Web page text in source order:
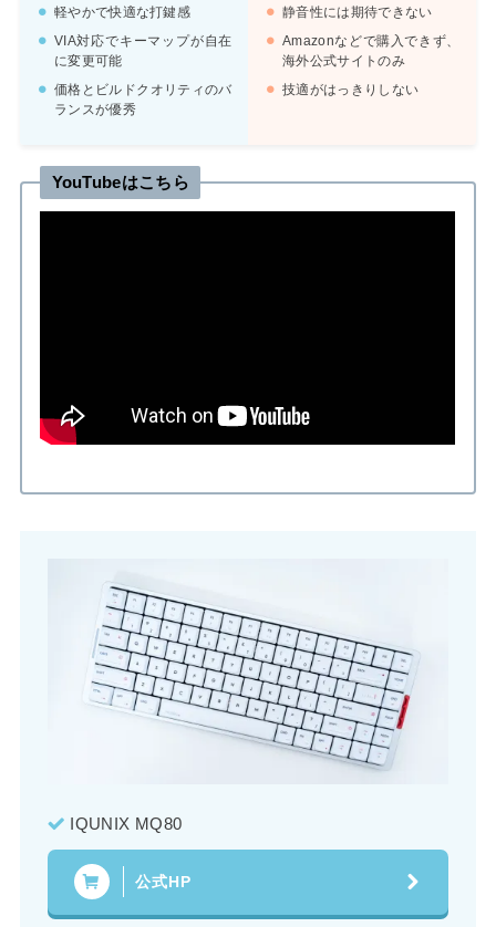
軽やかで快適な打鍵感
VIA対応でキーマップが自在
に変更可能
価格とビルドクオリティのバ
ランスが優秀
静音性には期待できない
Amazonなどで購入できず、
海外公式サイトのみ
技適がはっきりしない
YouTubeはこちら
IQUNIX MQ80
公式HP